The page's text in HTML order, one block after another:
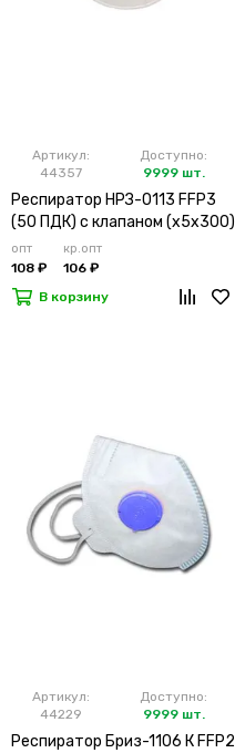
Артикул:
44357
Доступно:
9999 шт.
Респиратор НРЗ-0113 FFP3
(50 ПДК) с клапаном (х5х300)
опт
108 ₽
кр.опт
106 ₽
В корзину
Артикул:
44229
Доступно:
9999 шт.
Респиратор Бриз-1106 К FFP2